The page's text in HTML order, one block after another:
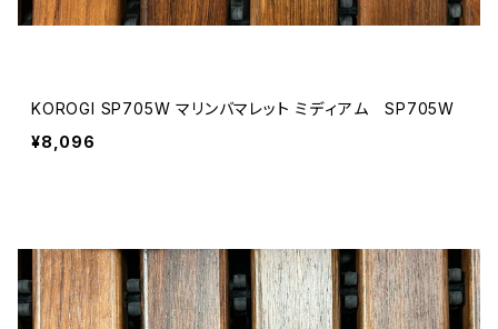
KOROGI SP705W マリンバマレット ミディアム SP705W
¥8,096